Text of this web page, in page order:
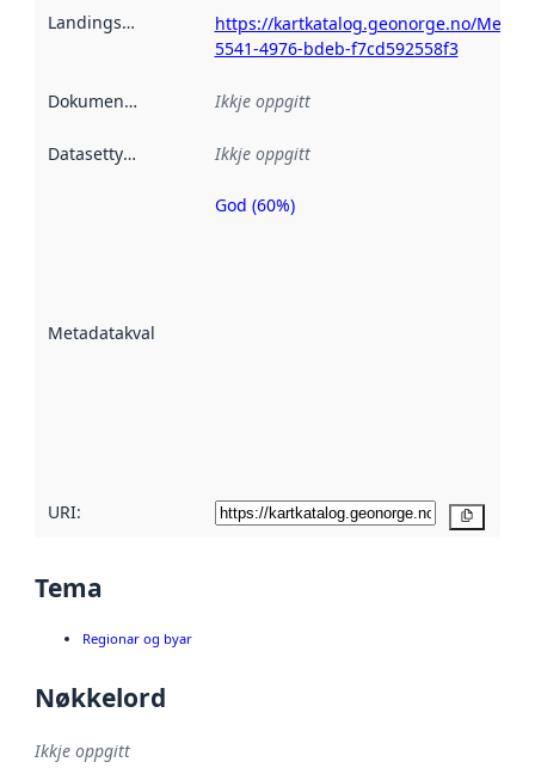
Landingsside
https://kartkatalog.geonorge.no/
5541-4976-bdeb-f7cd592558f3
Dokumentasjon Ikkje oppgitt
Datasettype Ikkje oppgitt
Metadatakvalitet
Metadatakvalitet
God (60%)
URI:
Tema
Regionar og byar
Nøkkelord
Ikkje oppgitt